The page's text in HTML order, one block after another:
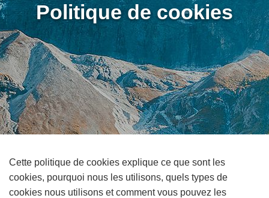
Politique de cookies
Cette politique de cookies explique ce que sont les
cookies, pourquoi nous les utilisons, quels types de
cookies nous utilisons et comment vous pouvez les